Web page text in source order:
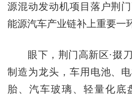
源混动发动机项目落户荆
能源汽车产业链补上重要一
眼下，荆门高新区·掇刀
制造为龙头，车用电池、
胎、汽车玻璃、轻量化底